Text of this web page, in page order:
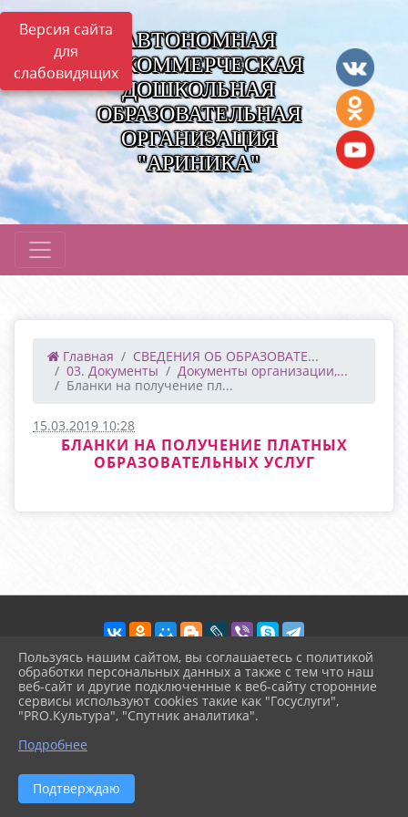
Версия сайта
для
слабовидящих
АВТОНОМНАЯ
НЕКОММЕРЧЕСКАЯ
ДОШКОЛЬНАЯ
ОБРАЗОВАТЕЛЬНАЯ
ОРГАНИЗАЦИЯ
"АРИНИКА"
Главная
СВЕДЕНИЯ ОБ ОБРАЗОВАТЕ...
03. Документы
Документы организации,...
Бланки на получение пл...
15.03.2019 10:28
БЛАНКИ НА ПОЛУЧЕНИЕ ПЛАТНЫХ
ОБРАЗОВАТЕЛЬНЫХ УСЛУГ
2026 г. arinika.ru
Вход
Карта сайта
Политика обработки персональных данных
Сделано на KubCMS
Разработка и поддержка
Пользуясь нашим сайтом, вы соглашаетесь с политикой
обработки персональных данных а также с тем что наш
веб-сайт и другие подключенные к веб-сайту сторонние
сервисы используют cookies такие как "Госуслуги",
"PRO.Культура", "Спутник аналитика".
Подробнее
Подтверждаю